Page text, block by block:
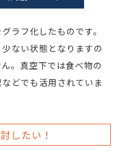
ラフ化したものです。
ない状態となりますの
。真空下では食べ物の
どでも活用されていま
したい！